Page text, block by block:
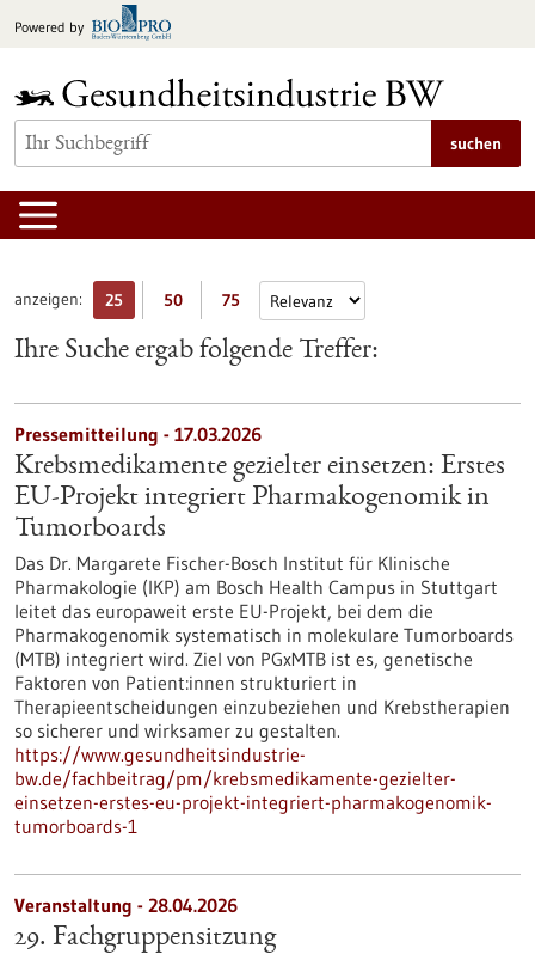
Inhalt
Powered by
suchen
anzeigen: 25 50 75
Ihre Suche ergab folgende Treffer:
Pressemitteilung - 17.03.2026
Krebsmedikamente gezielter einsetzen: Erstes
EU-Projekt integriert Pharmakogenomik in
Tumorboards
Das Dr. Margarete Fischer-Bosch Institut für Klinische
Pharmakologie (IKP) am Bosch Health Campus in Stuttgart
leitet das europaweit erste EU-Projekt, bei dem die
Pharmakogenomik systematisch in molekulare Tumorboards
(MTB) integriert wird. Ziel von PGxMTB ist es, genetische
Faktoren von Patient:innen strukturiert in
Therapieentscheidungen einzubeziehen und Krebstherapien
so sicherer und wirksamer zu gestalten.
https://www.gesundheitsindustrie-
bw.de/fachbeitrag/pm/krebsmedikamente-gezielter-
einsetzen-erstes-eu-projekt-integriert-pharmakogenomik-
tumorboards-1
Veranstaltung - 28.04.2026
29. Fachgruppensitzung